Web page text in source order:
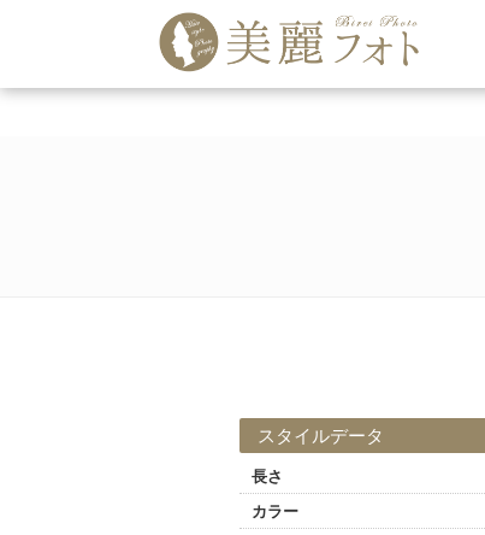
スタイルデータ
長さ
カラー